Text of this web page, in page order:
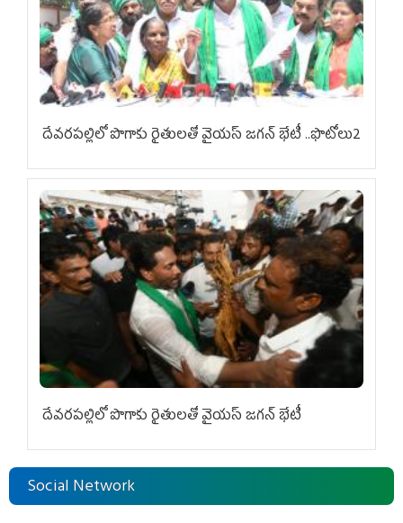
దేవరపల్లిలో పొగాకు రైతులతో వైయస్ జగన్ భేటీ ..ఫొటోలు2
దేవరపల్లిలో పొగాకు రైతులతో వైయస్ జగన్ భేటీ
Social Network